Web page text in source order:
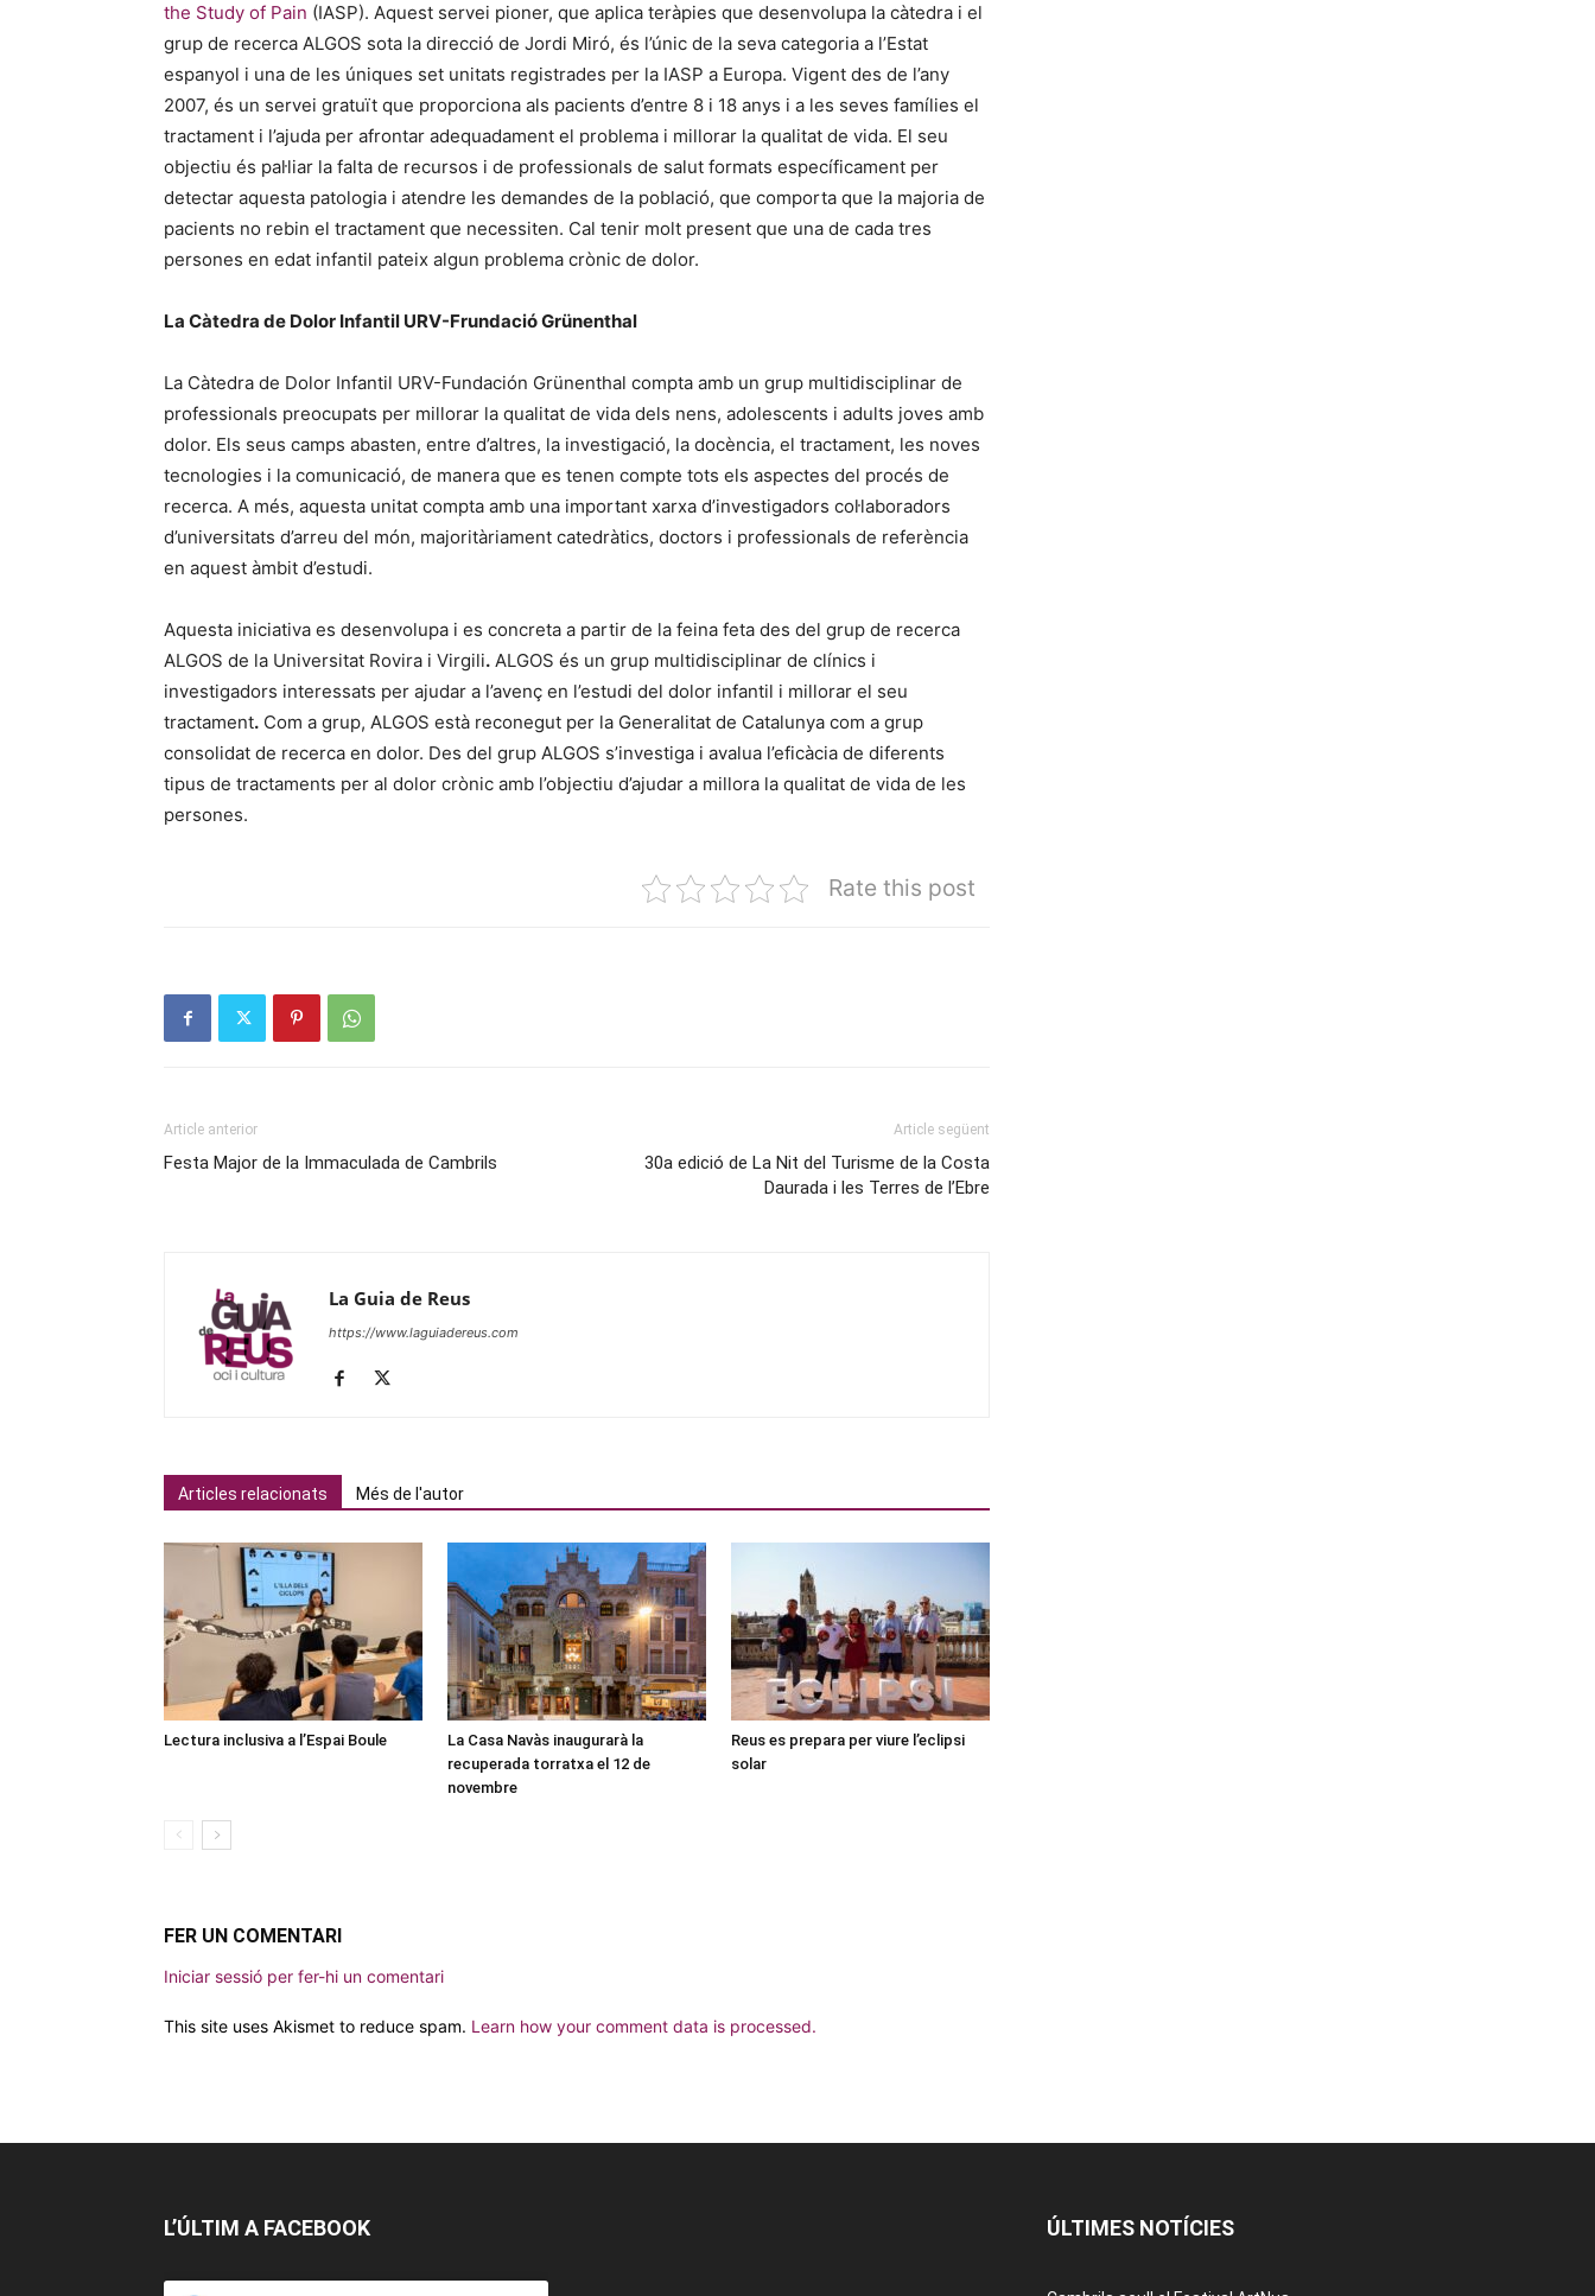
the Study of Pain (IASP). Aquest servei pioner, que aplica teràpies que desenvolupa la càtedra i el
grup de recerca ALGOS sota la direcció de Jordi Miró, és l’únic de la seva categoria a l’Estat
espanyol i una de les úniques set unitats registrades per la IASP a Europa. Vigent des de l’any
2007, és un servei gratuït que proporciona als pacients d’entre 8 i 18 anys i a les seves famílies el
tractament i l’ajuda per afrontar adequadament el problema i millorar la qualitat de vida. El seu
objectiu és pal·liar la falta de recursos i de professionals de salut formats específicament per
detectar aquesta patologia i atendre les demandes de la població, que comporta que la majoria de
pacients no rebin el tractament que necessiten. Cal tenir molt present que una de cada tres
persones en edat infantil pateix algun problema crònic de dolor.
La Càtedra de Dolor Infantil URV-Frundació Grünenthal
La Càtedra de Dolor Infantil URV-Fundación Grünenthal compta amb un grup multidisciplinar de
professionals preocupats per millorar la qualitat de vida dels nens, adolescents i adults joves amb
dolor. Els seus camps abasten, entre d’altres, la investigació, la docència, el tractament, les noves
tecnologies i la comunicació, de manera que es tenen compte tots els aspectes del procés de
recerca. A més, aquesta unitat compta amb una important xarxa d’investigadors col·laboradors
d’universitats d’arreu del món, majoritàriament catedràtics, doctors i professionals de referència
en aquest àmbit d’estudi.
Aquesta iniciativa es desenvolupa i es concreta a partir de la feina feta des del grup de recerca
ALGOS de la Universitat Rovira i Virgili. ALGOS és un grup multidisciplinar de clínics i
investigadors interessats per ajudar a l’avenç en l’estudi del dolor infantil i millorar el seu
tractament. Com a grup, ALGOS està reconegut per la Generalitat de Catalunya com a grup
consolidat de recerca en dolor. Des del grup ALGOS s’investiga i avalua l’eficàcia de diferents
tipus de tractaments per al dolor crònic amb l’objectiu d’ajudar a millora la qualitat de vida de les
persones.
Rate this post
Article anterior
Festa Major de la Immaculada de Cambrils
Article següent
30a edició de La Nit del Turisme de la Costa
Daurada i les Terres de l’Ebre
La Guia de Reus
https://www.laguiadereus.com
Articles relacionats Més de l'autor
Lectura inclusiva a l’Espai Boule
La Casa Navàs inaugurarà la
recuperada torratxa el 12 de
novembre
Reus es prepara per viure l’eclipsi
solar
FER UN COMENTARI
Iniciar sessió per fer-hi un comentari
This site uses Akismet to reduce spam. Learn how your comment data is processed.
L’ÚLTIM A FACEBOOK ÚLTIMES NOTÍCIES